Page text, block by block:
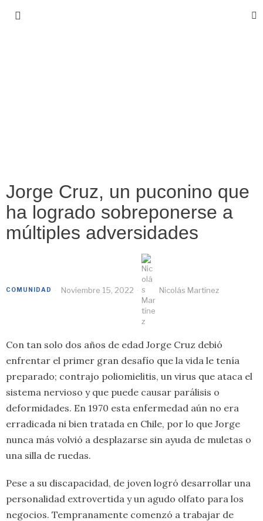
Jorge Cruz, un puconino que
ha logrado sobreponerse a
múltiples adversidades
COMUNIDAD Noviembre 15, 2022 Nicolás Martínez
Con tan solo dos años de edad Jorge Cruz debió
enfrentar el primer gran desafío que la vida le tenía
preparado; contrajo poliomielitis, un virus que ataca el
sistema nervioso y que puede causar parálisis o
deformidades. En 1970 esta enfermedad aún no era
erradicada ni bien tratada en Chile, por lo que Jorge
nunca más volvió a desplazarse sin ayuda de muletas o
una silla de ruedas.
Pese a su discapacidad, de joven logró desarrollar una
personalidad extrovertida y un agudo olfato para los
negocios. Tempranamente comenzó a trabajar de